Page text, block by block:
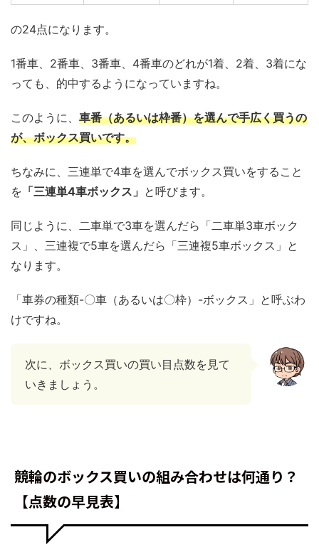
の24点になります。
1番車、2番車、3番車、4番車のどれが1着、2着、3着にな
っても、的中するようになっていますね。
このように、 車番（あるいは枠番）を選んで手広く買うの
が、ボックス買いです。
ちなみに、三連単で4車を選んでボックス買いをすること
を 「三連単4車ボックス」 と呼びます。
同じように、二車単で3車を選んだら「二車単3車ボック
ス」、三連複で5車を選んだら「三連複5車ボックス」と
なります。
「車券の種類-〇車（あるいは〇枠）-ボックス」と呼ぶわ
けですね。
次に、ボックス買いの買い目点数を見て
いきましょう。
競輪のボックス買いの組み合わせは何通り？
【点数の早見表】